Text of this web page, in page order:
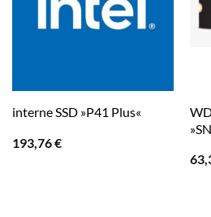
interne SSD »P41 Plus«
193,76€